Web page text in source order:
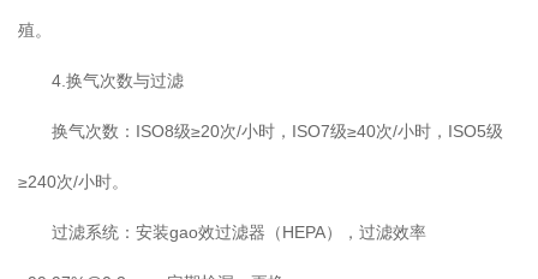
殖。
4.换气次数与过滤
换气次数：ISO8级≥20次/小时，ISO7级≥40次/小时，ISO5级
≥240次/小时。
过滤系统：安装gao效过滤器（HEPA），过滤效率